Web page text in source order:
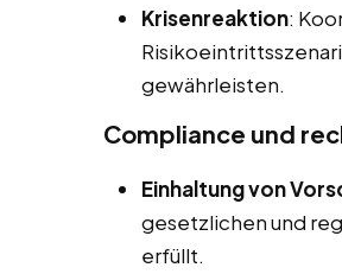
Krisenreaktion:
gewährleisten.
Compliance und
Einhaltung von
gesetzlichen und
erfüllt.